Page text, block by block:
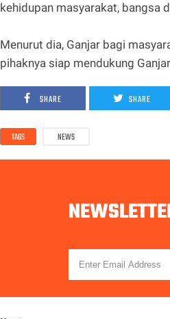
kehidupan masyarakat, bangsa
Menurut dia, Ganjar bagi
pihaknya siap mendukung
SHARE SHARE
TAGS NEWS